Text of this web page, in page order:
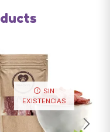
SIN
EXISTENCIAS